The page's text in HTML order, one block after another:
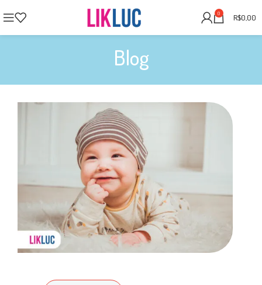
0 R$0,00
Blog